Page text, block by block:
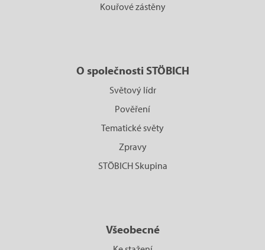
Kouřové zástěny
O společnosti STÖBICH
Světový lídr
Pověření
Tematické světy
Zpravy
STÖBICH Skupina
Všeobecné